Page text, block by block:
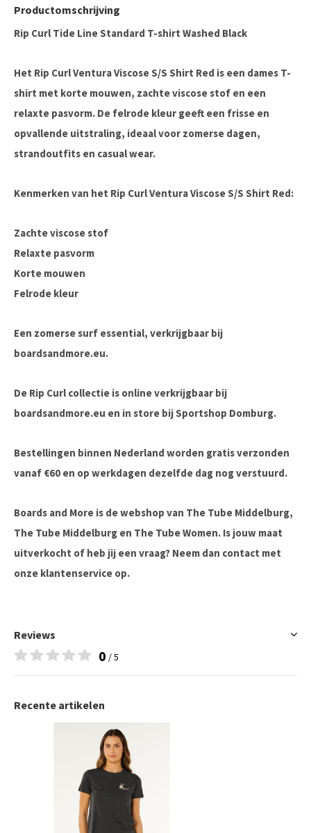
Productomschrijving
Rip Curl Tide Line Standard T-shirt Washed Black
Het Rip Curl Ventura Viscose S/S Shirt Red is een dames T-
shirt met korte mouwen, zachte viscose stof en een
relaxte pasvorm. De felrode kleur geeft een frisse en
opvallende uitstraling, ideaal voor zomerse dagen,
strandoutfits en casual wear.
Kenmerken van het Rip Curl Ventura Viscose S/S Shirt Red:
Zachte viscose stof
Relaxte pasvorm
Korte mouwen
Felrode kleur
Een zomerse surf essential, verkrijgbaar bij
boardsandmore.eu.
De Rip Curl collectie is online verkrijgbaar bij
boardsandmore.eu en in store bij Sportshop Domburg.
Bestellingen binnen Nederland worden gratis verzonden
vanaf €60 en op werkdagen dezelfde dag nog verstuurd.
Boards and More is de webshop van The Tube Middelburg,
The Tube Middelburg en The Tube Women. Is jouw maat
uitverkocht of heb jij een vraag? Neem dan contact met
onze klantenservice op.
Reviews
0 / 5
Recente artikelen